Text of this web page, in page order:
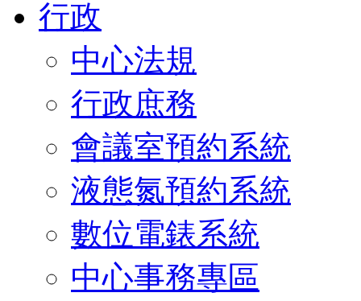
行政
中心法規
行政庶務
會議室預約系統
液態氮預約系統
數位電錶系統
中心事務專區